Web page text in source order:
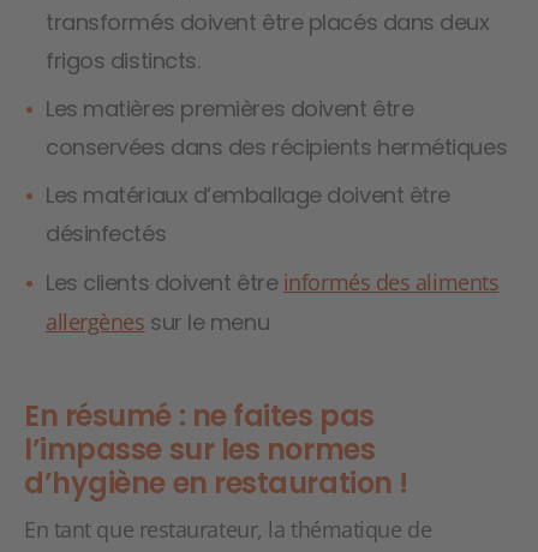
transformés doivent être placés dans deux
frigos distincts.
Les matières premières doivent être
conservées dans des récipients hermétiques
Les matériaux d’emballage doivent être
désinfectés
Les clients doivent être informés des aliments
allergènes sur le menu
En résumé : ne faites pas
l’impasse sur les normes
d’hygiène en restauration !
En tant que restaurateur, la thématique de